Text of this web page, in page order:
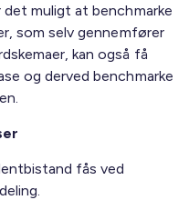
det muligt at benchmarke
som selv gennemfører
kan også få
og derved benchmarke
fås ved